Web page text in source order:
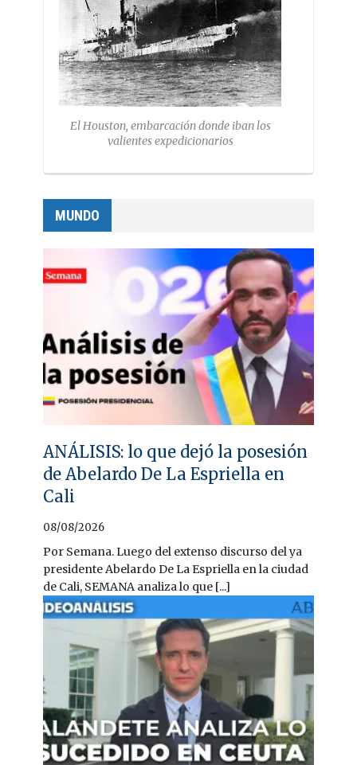
El Houston, embarcación donde iban los
valientes expedicionarios
MUNDO
ANÁLISIS: lo que dejó la posesión
de Abelardo De La Espriella en
Cali
08/08/2026
Por Semana. Luego del extenso discurso del ya
presidente Abelardo De La Espriella en la ciudad
de Cali, SEMANA analiza lo que [...]